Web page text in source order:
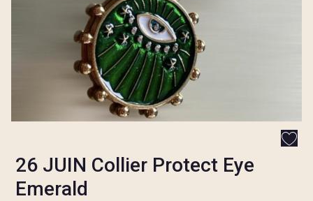
26 JUIN Collier Protect Eye
Emerald